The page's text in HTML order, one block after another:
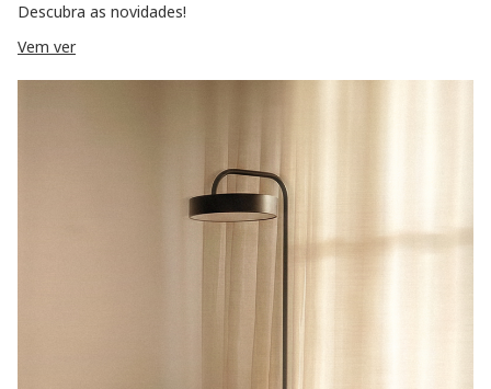
Descubra as novidades!
Vem ver